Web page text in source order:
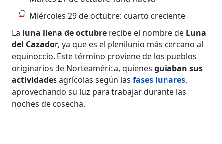
Miércoles 29 de octubre: cuarto creciente
La luna llena de octubre recibe el nombre de Luna
del Cazador, ya que es el plenilunio más cercano al
equinoccio. Este término proviene de los pueblos
originarios de Norteamérica, quienesguiaban sus
actividadesagrícolas según lasfases lunares,
aprovechando su luz para trabajar durante las
noches de cosecha.